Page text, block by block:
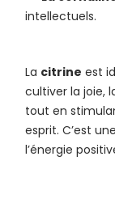
intellectuels.
La citrine est
cultiver la joie,
tout en
esprit. C’est
l’énergie